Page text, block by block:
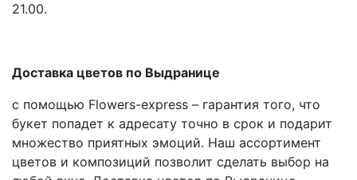
21.00.
Доставка цветов по Выдранице
с помощью Flowers-express – гарантия того, что
букет попадет к адресату точно в срок и подарит
множество приятных эмоций. Наш ассортимент
цветов и композиций позволит сделать выбор на